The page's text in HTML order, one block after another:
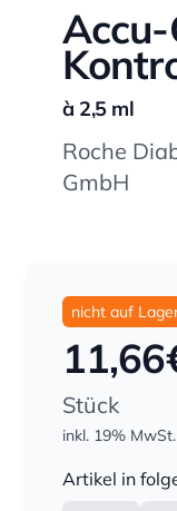
à 2,5 ml
Roche
GmbH
nicht auf
11,66
Stück
inkl. 19% MwSt.
Artikel in